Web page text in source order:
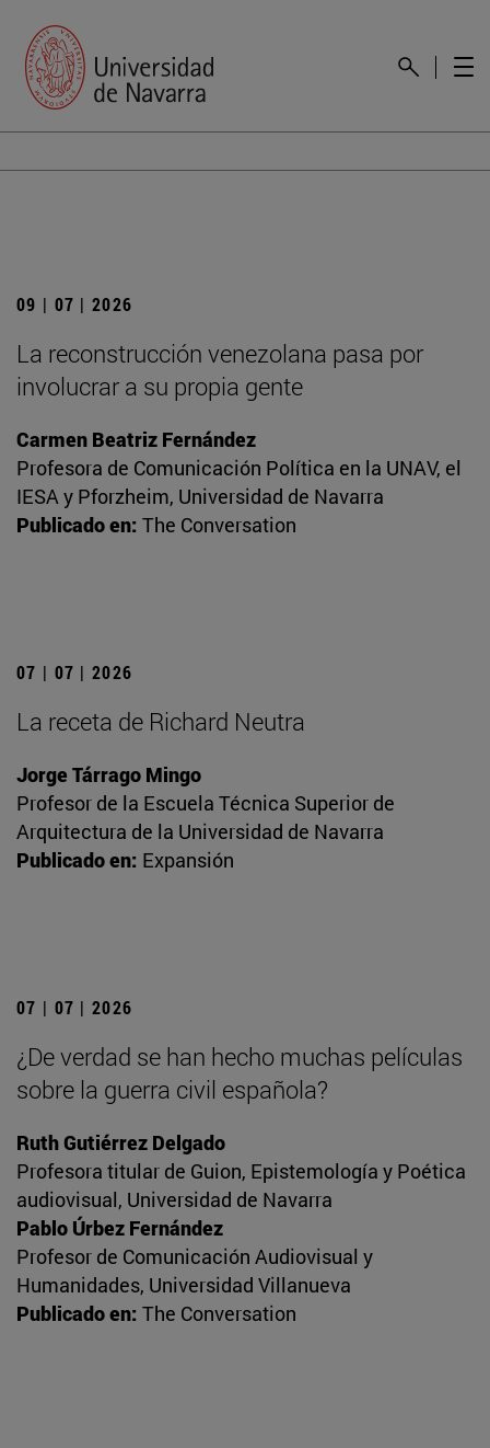
09 | 07 | 2026
La reconstrucción venezolana pasa por
involucrar a su propia gente
Carmen Beatriz Fernández
Profesora de Comunicación Política en la UNAV, el
IESA y Pforzheim, Universidad de Navarra
Publicado en: The Conversation
07 | 07 | 2026
La receta de Richard Neutra
Jorge Tárrago Mingo
Profesor de la Escuela Técnica Superior de
Arquitectura de la Universidad de Navarra
Publicado en: Expansión
07 | 07 | 2026
¿De verdad se han hecho muchas películas
sobre la guerra civil española?
Ruth Gutiérrez Delgado
Profesora titular de Guion, Epistemología y Poética
audiovisual, Universidad de Navarra
Pablo Úrbez Fernández
Profesor de Comunicación Audiovisual y
Humanidades, Universidad Villanueva
Publicado en: The Conversation